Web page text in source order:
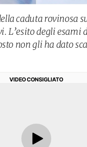
caduta rovinosa
L’esito degli esami
non gli ha dato
VIDEO CONSIGLIATO